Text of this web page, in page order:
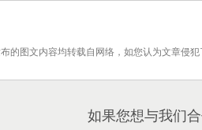
的图文内容均转载自网络，如您认为文章侵
如果您想与我们